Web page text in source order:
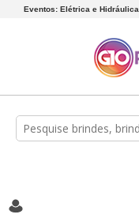
Eventos: Elétrica e Hidráulica